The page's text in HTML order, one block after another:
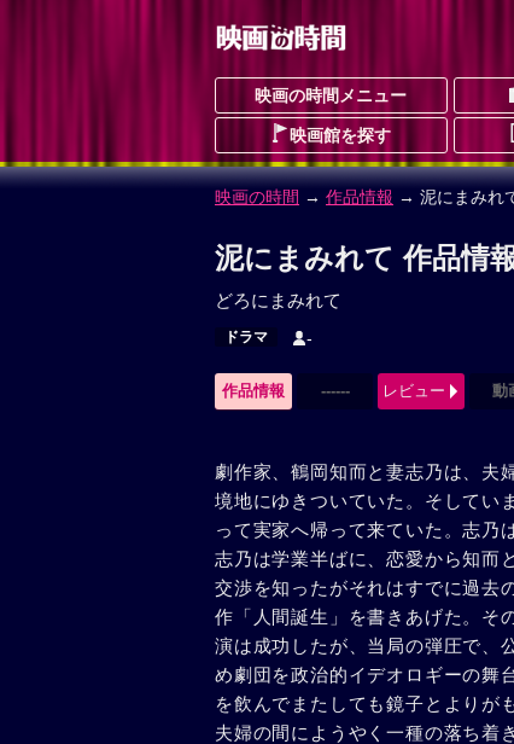
映画の時間メニュー
映画館を探す
映画の時間 → 作品情報 → 泥にまみれ
泥にまみれて 作品情
どろにまみれて
ドラマ -
作品情報 ------ レビュー 動
劇作家、鶴岡知而と妻志乃は、夫
境地にゆきついていた。そしてい
って実家へ帰って来ていた。志乃
志乃は学業半ばに、恋愛から知而
交渉を知ったがそれはすでに過去
作「人間誕生」を書きあげた。そ
演は成功したが、当局の弾圧で、
め劇団を政治的イデオロギーの舞
を飲んでまたしても鏡子とよりが
夫婦の間にようやく一種の落ち着